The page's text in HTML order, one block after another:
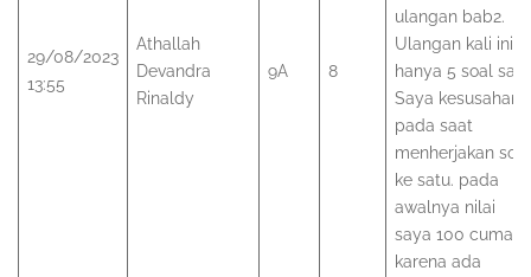
29/08/2023
13:55
Athallah
Devandra
Rinaldy
9A 8
ulangan bab2.
Ulangan kali ini
hanya 5 soal saja.
Saya kesusahan
pada saat
menherjakan soal
ke satu. pada
awalnya nilai
saya 100 cuman
karena ada